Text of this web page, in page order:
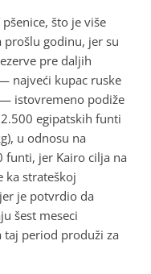
što je više
prošlu godinu, jer su
pre daljih
najveći kupac ruske
istovremeno podiže
egipatskih funti
u odnosu na
funti, jer Kairo cilja na
ka strateškoj
je potvrdio da
šest meseci
taj period produži za